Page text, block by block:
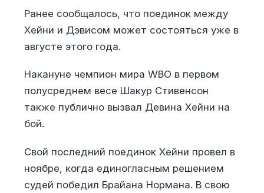
Ранее сообщалось, что поединок между
Хейни и Дэвисом может состояться уже в
августе этого года.
Накануне чемпион мира WBO в первом
полусреднем весе Шакур Стивенсон
также публично вызвал Девина Хейни на
бой.
Свой последний поединок Хейни провел в
ноябре, когда единогласным решением
судей победил Брайана Нормана. В свою